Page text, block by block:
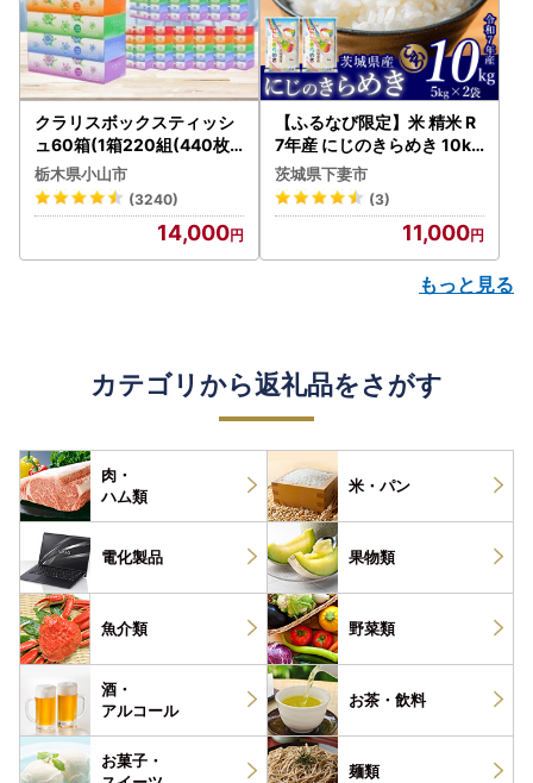
クラリスボックスティッシ
ュ60箱(1箱220組(440枚))
(5個入り×12セット)【配送
不可地域：離島・沖縄県】
【1256759】
栃木県小山市
(3240)
14,000
【ふるなび限定】米 精米 R
7年産 にじのきらめき 10kg
10月 FN-Limited-PR
茨城県下妻市
(3)
11,000
もっと見る
カテゴリから返礼品をさがす
肉・
ハム類
米・パン
電化製品 果物類
魚介類 野菜類
酒・
アルコール
お茶・ 飲料
お菓子・
麺類